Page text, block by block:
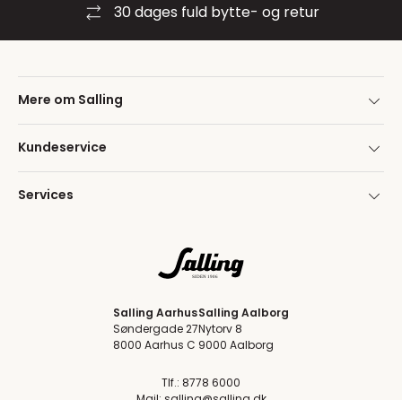
30 dages fuld bytte- og retur
Mere om Salling
Kundeservice
Services
Salling Aarhus
Søndergade 27
8000 Aarhus C
Salling Aalborg
Nytorv 8
9000 Aalborg
Tlf.: 8778 6000